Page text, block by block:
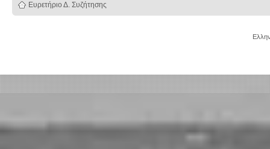
Ευρετήριο Δ. Συζήτησης